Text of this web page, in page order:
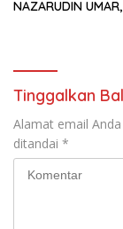
NAZARUDIN
Tinggalkan
Alamat email
ditandai *